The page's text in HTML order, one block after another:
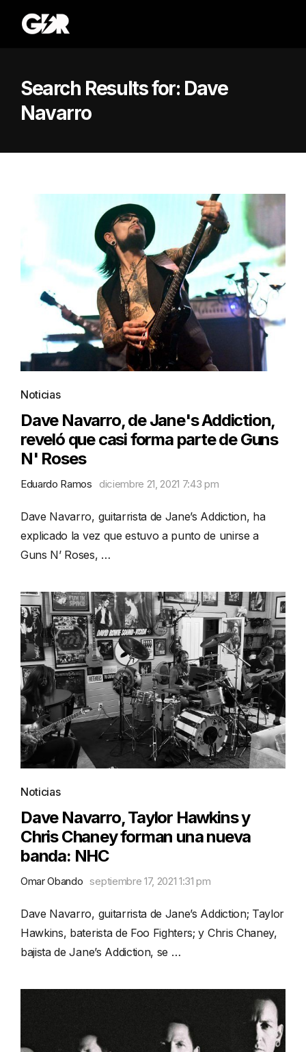
Search Results for: Dave
Navarro
Noticias
Dave Navarro, de Jane's Addiction,
reveló que casi forma parte de Guns
N' Roses
Eduardo Ramos diciembre 21, 2021 7:43 pm
Dave Navarro, guitarrista de Jane’s Addiction, ha
explicado la vez que estuvo a punto de unirse a
Guns N’ Roses, …
Noticias
Dave Navarro, Taylor Hawkins y
Chris Chaney forman una nueva
banda: NHC
Omar Obando septiembre 17, 2021 1:31 pm
Dave Navarro, guitarrista de Jane’s Addiction; Taylor
Hawkins, baterista de Foo Fighters; y Chris Chaney,
bajista de Jane’s Addiction, se …